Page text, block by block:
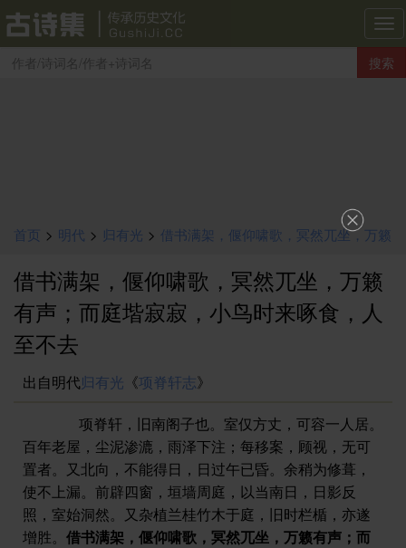
古
诗
集
搜索
首页 > 明代 > 归有光 > 借书满架，偃仰啸歌，冥然兀坐，万籁
有声；而庭堦寂寂，小鸟时来啄食，人至不去
借书满架，偃仰啸歌，冥然兀坐，万籁
有声；而庭堦寂寂，小鸟时来啄食，人
至不去
出自明代归有光 《项脊轩志》
项脊轩，旧南阁子也。室仅方丈，可容一人居。
百年老屋，尘泥渗漉，雨泽下注；每移案，顾视，无可
置者。又北向，不能得日，日过午已昏。余稍为修葺，
使不上漏。前辟四窗，垣墙周庭，以当南日，日影反
照，室始洞然。又杂植兰桂竹木于庭，旧时栏楯，亦遂
增胜。 借书满架，偃仰啸歌，冥然兀坐，万籁有声；而